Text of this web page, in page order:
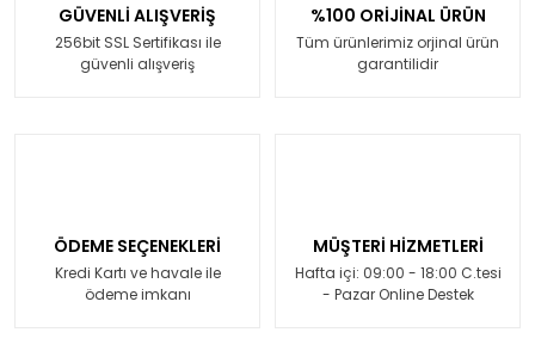
GÜVENLİ ALIŞVERİŞ
256bit SSL Sertifikası ile
güvenli alışveriş
%100 ORİJİNAL ÜRÜN
Tüm ürünlerimiz orjinal ürün
garantilidir
ÖDEME SEÇENEKLERİ
Kredi Kartı ve havale ile
ödeme imkanı
MÜŞTERİ HİZMETLERİ
Hafta içi: 09:00 - 18:00 C.tesi
- Pazar Online Destek